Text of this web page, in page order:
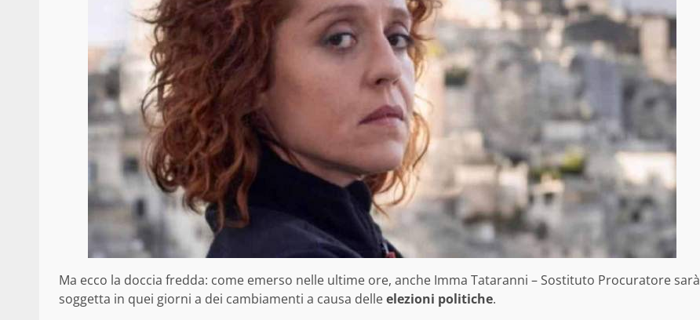
Ma ecco la doccia fredda: come emerso nelle ultime ore, anche Imma Tataranni – Sostituto Procuratore sarà
soggetta in quei giorni a dei cambiamenti a causa delleelezioni politiche.